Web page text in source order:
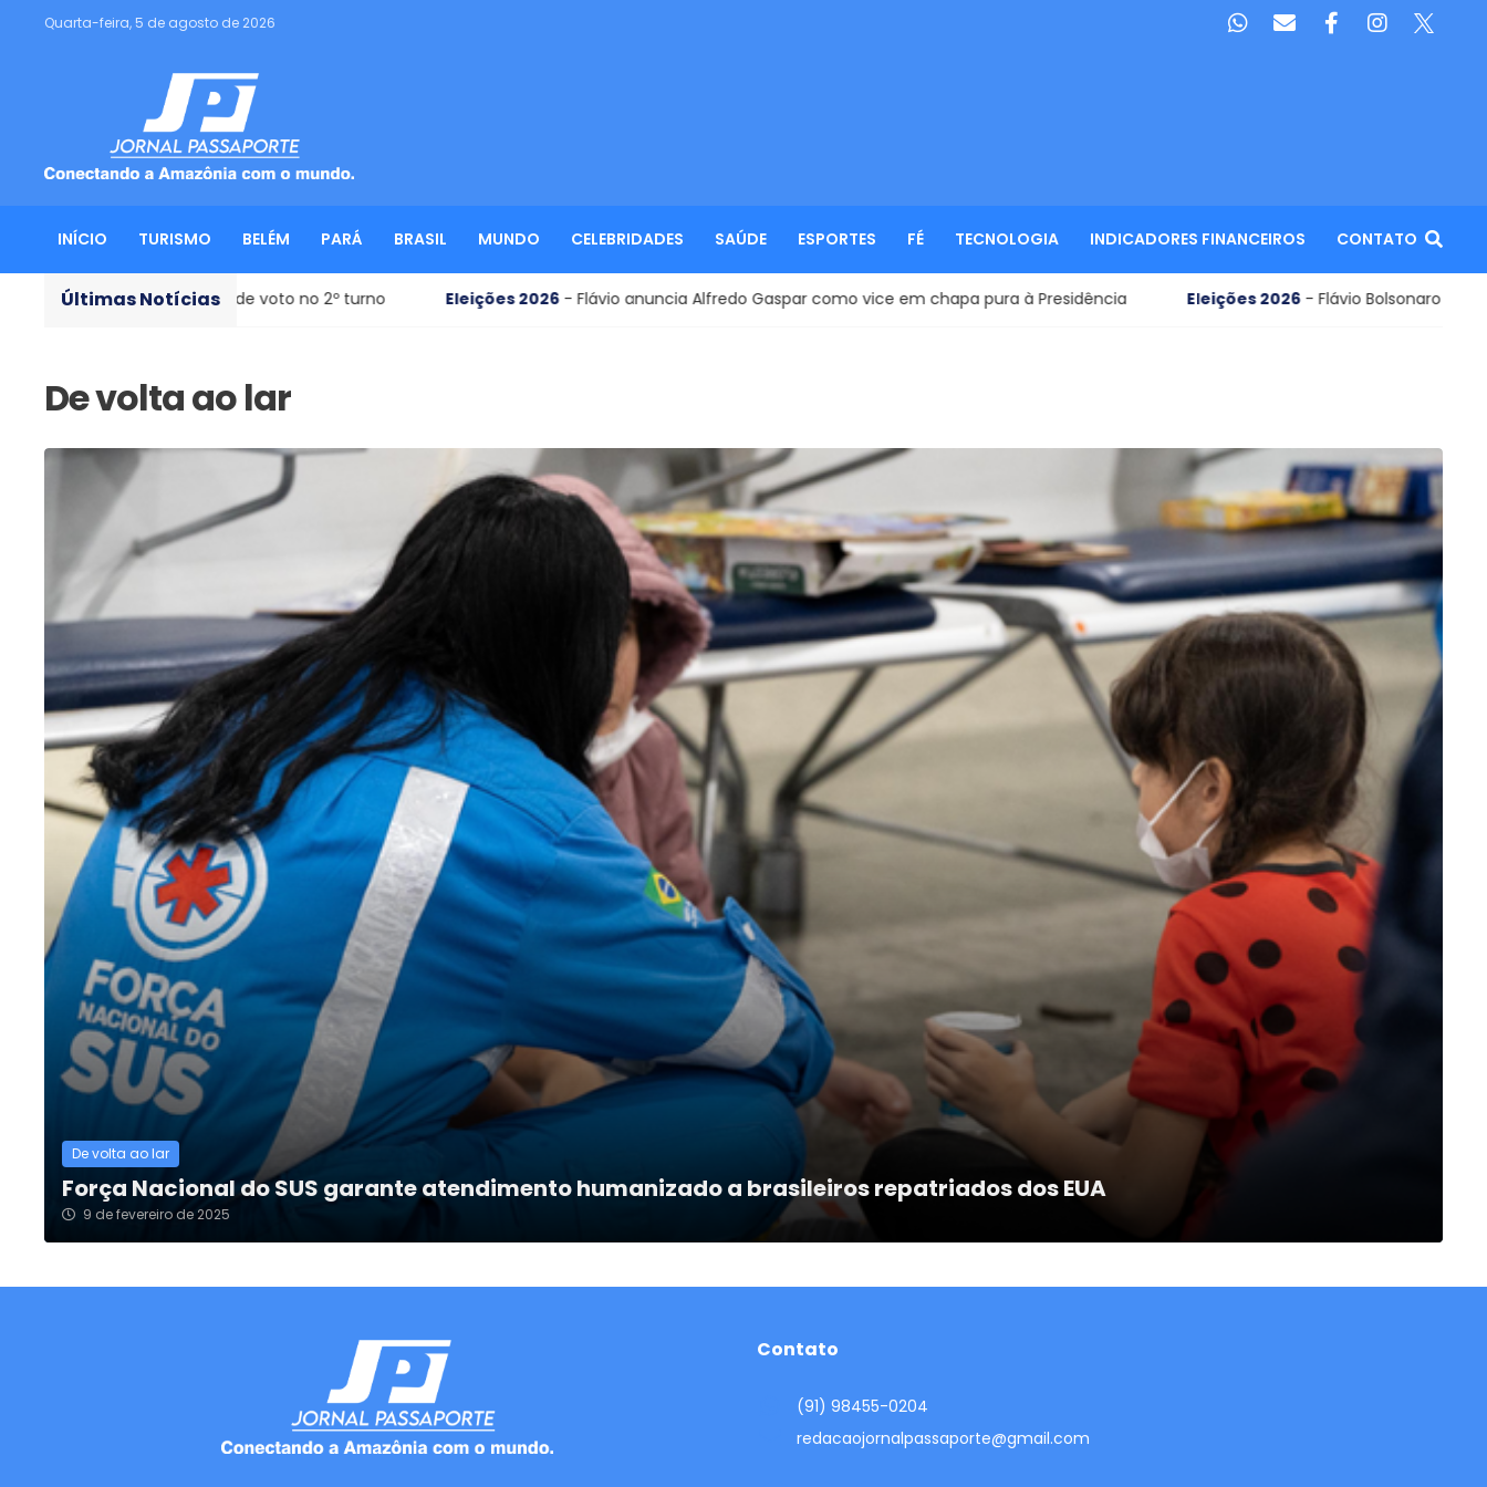
Quarta-feira, 5 de agosto de 2026
INÍCIO TURISMO BELÉM PARÁ BRASIL MUNDO CELEBRIDADES SAÚDE ESPORTES FÉ TECNOLOGIA INDICADORES FINANCEIROS CONTATO
Últimas Notícias
intenções de voto no 2º turno Eleições 2026 - Flávio anuncia Alfredo Gaspar como vice em chapa pura à Presidência Eleições 2026 - Flávio Bolsonaro define nome para
De volta ao lar
Força Nacional do SUS garante atendimento humanizado a brasileiros repatriados dos EUA
9 de fevereiro de 2025
Contato
(91) 98455-0204
redacaojornalpassaporte@gmail.com